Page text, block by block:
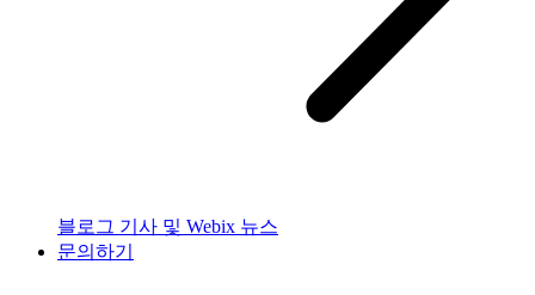
블로그 기사 및 Webix 뉴스
문의하기